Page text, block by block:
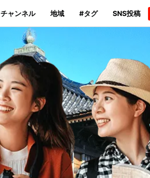
チャンネル 地域 #タグ SNS投稿